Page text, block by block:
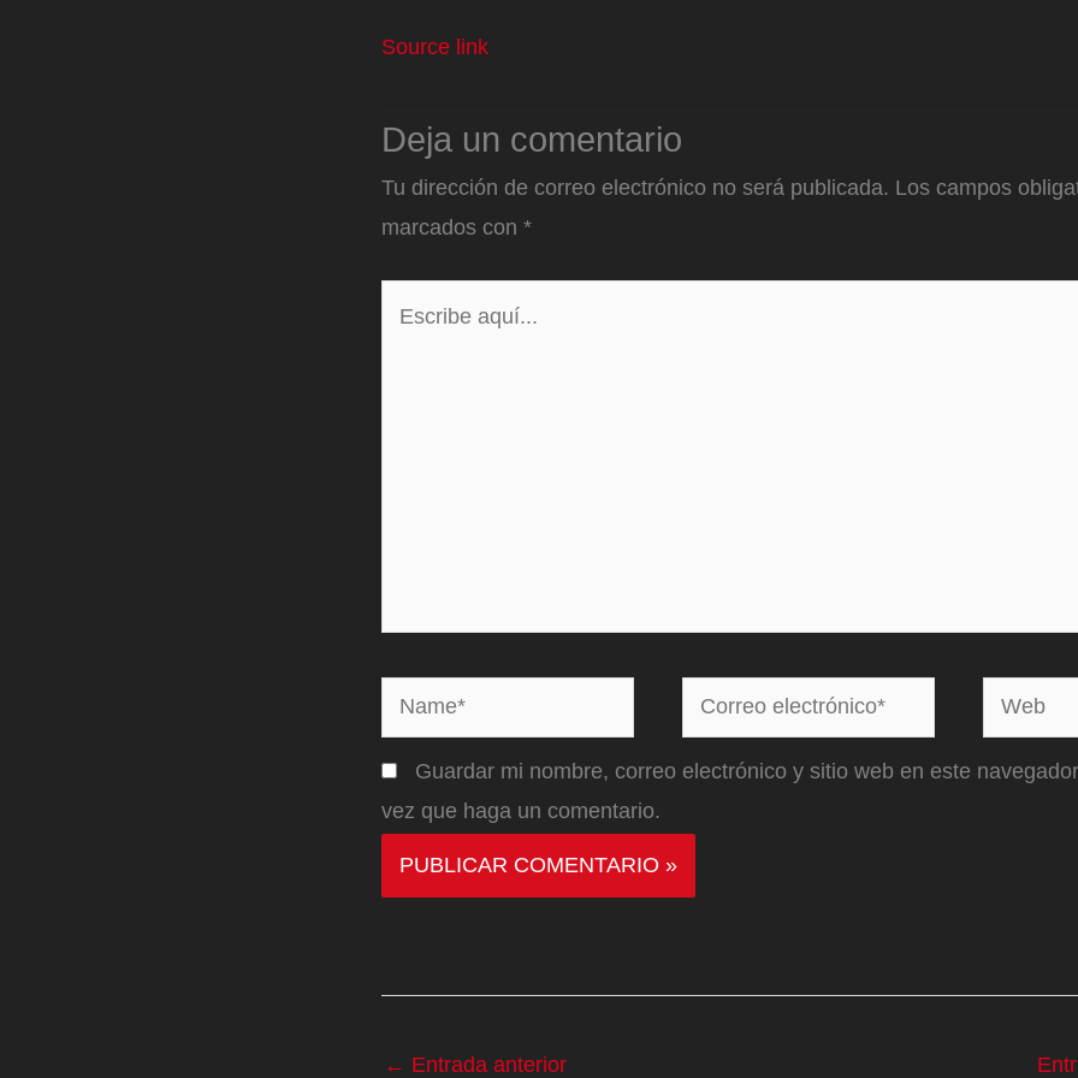
Source link
Deja un comentario
Tu dirección de correo electrónico no será publicada. Los campos
marcados con *
Name*
Correo
electrónico*
Web
Guardar mi nombre, correo electrónico y sitio web en este
vez que haga un comentario.
← Entrada anterior